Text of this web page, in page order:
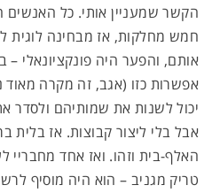
הקשר שמעניין אותי. כל
חמש מחלקות, אז מבחינה לוגית
אותם, והפער היה פונקציונאלי –
אפשרות כזו (אגב, זה מקרה מאוד
יכול לשנות את שמותיהם ולסדר
אבל בלי ליצור קבוצות. אז בלית
האלף-בית וזהו. ואז אחד מחבריי
טריק מגניב – הוא היה מוסיף